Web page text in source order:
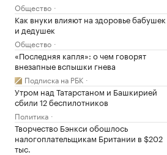
Общество
Как внуки влияют на здоровье бабушек
и дедушек
Общество
«Последняя капля»: о чем говорят
внезапные вспышки гнева
Подписка на РБК
Утром над Татарстаном и Башкирией
сбили 12 беспилотников
Политика
Творчество Бэнкси обошлось
налогоплательщикам Британии в $202
тыс.